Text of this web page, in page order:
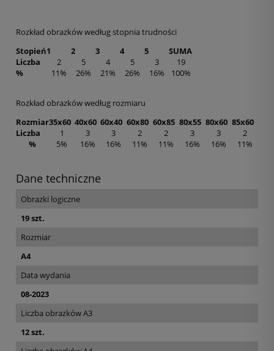
Rozkład obrazków według stopnia trudności
Stopień1 2 3 4 5
SUMA
Liczba
2 5 4 5 3
19
%
11% 26% 21% 26% 16% 100%
Rozkład obrazków według rozmiaru
Rozmiar35x60 40x60 60x40 60x80 60x85 80x55 80x60 85x60
Liczba
1 3 3 2 2 3 3
2
%
5% 16% 16% 11% 11% 16% 16% 11%
Dane techniczne
Obrazki logiczne
19 szt.
Rozmiar
A4
Data wydania
08-2023
Liczba obrazków A3
12 szt.